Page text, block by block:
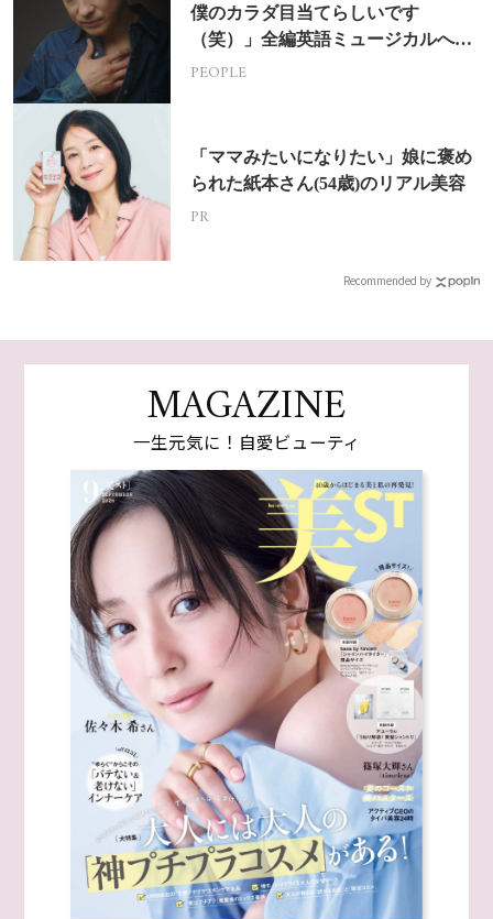
僕のカラダ目当てらしいです
（笑）」全編英語ミュージカルへの
挑戦
PEOPLE
「ママみたいになりたい」娘に褒め
られた紙本さん(54歳)のリアル美容
PR
Recommended by
MAGAZINE
一生元気に！自愛ビューティ